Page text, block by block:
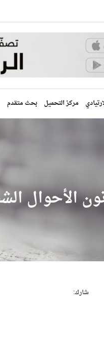
مركز التحميل بحث متقدم
الأحوال
شارك: